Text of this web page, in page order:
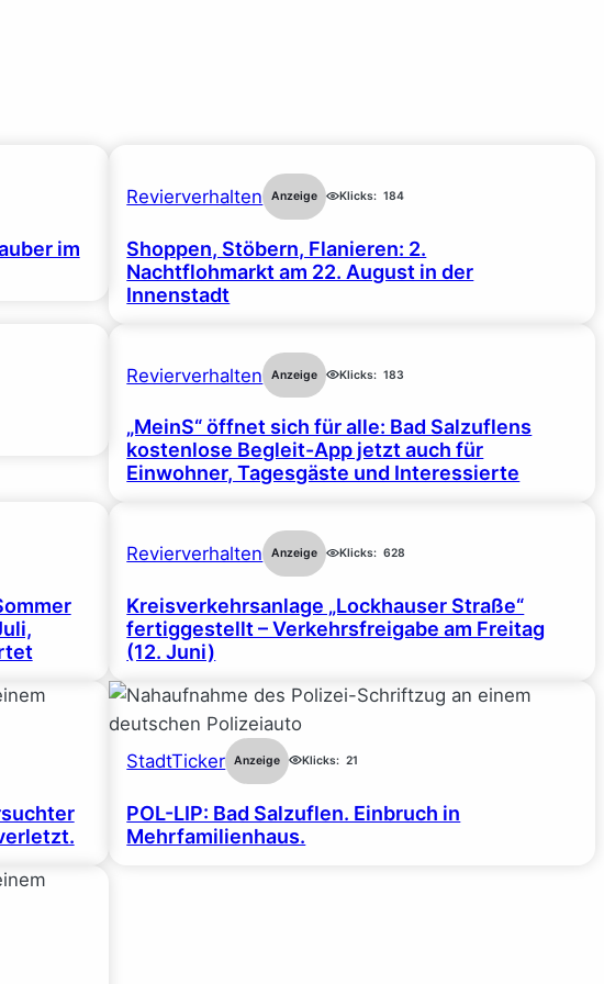
im
Revierverhalten Anzeige Klicks: 184
Shoppen, Stöbern, Flanieren: 2.
Nachtflohmarkt am 22. August in der
Innenstadt
Revierverhalten Anzeige Klicks: 183
„MeinS“ öffnet sich für alle: Bad Salzuflens
kostenlose Begleit-App jetzt auch für
Einwohner, Tagesgäste und Interessierte
Revierverhalten Anzeige Klicks: 628
Kreisverkehrsanlage „Lockhauser Straße“
fertiggestellt – Verkehrsfreigabe am Freitag
(12. Juni)
StadtTicker Anzeige Klicks: 21
POL-LIP: Bad Salzuflen. Einbruch in
Mehrfamilienhaus.